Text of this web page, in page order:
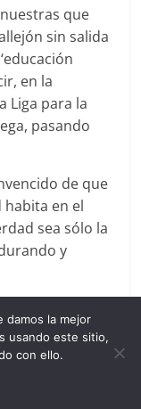
que
sin salida
en la
Liga para la
pasando
de que
en el
sea sólo la
y
cuestión no
a Pocholo
una nota de
damos la mejor
usando este sitio,
con ello.